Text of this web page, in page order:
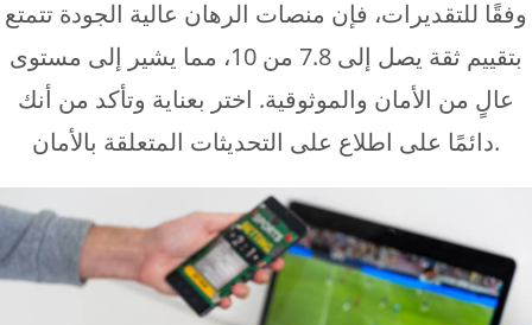
وفقًا للتقديرات، فإن منصات الرهان عالية الجودة تتمتع
بتقييم ثقة يصل إلى 7.8 من 10، مما يشير إلى مستوى
عالٍ من الأمان والموثوقية. اختر بعناية وتأكد من أنك
دائمًا على اطلاع على التحديثات المتعلقة بالأمان.